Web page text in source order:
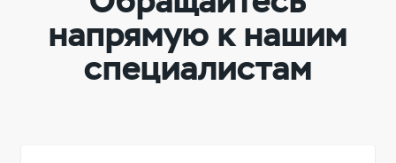
напрямую к нашим
специалистам